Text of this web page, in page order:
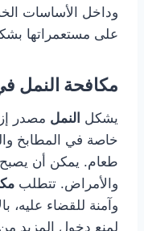
وداخل الأساسات
على مستعمراتها
مكافحة النمل
يشكل النمل مصدر
خاصة في المطابخ
طعام. يمكن أن يصبح
والأمراض. تتطلب
وآمنة للقضاء عليه،
لمنع دخول المزيد